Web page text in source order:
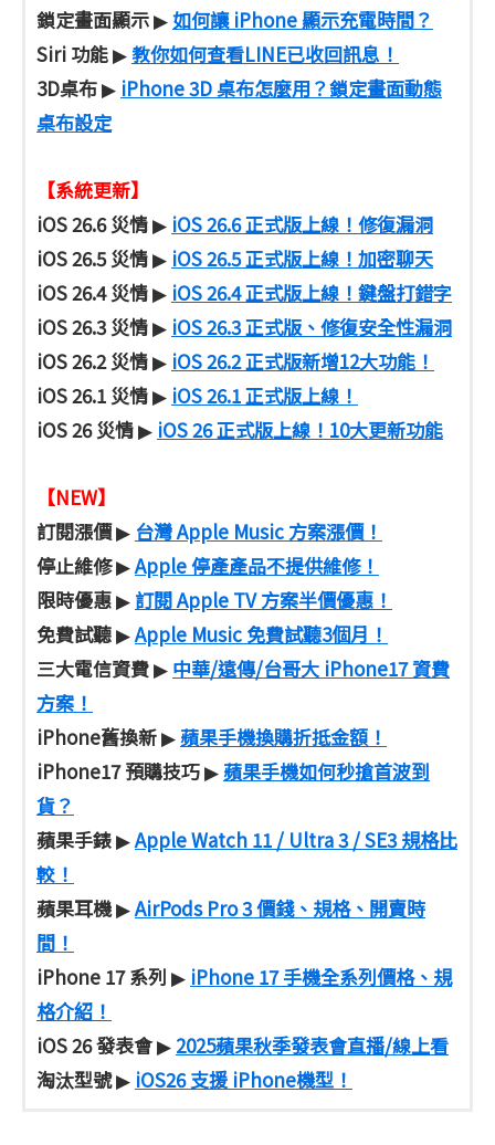
鎖定畫面顯示▶如何讓 iPhone 顯示充電時間？
Siri 功能▶教你如何查看LINE已收回訊息！
3D桌布▶ iPhone 3D 桌布怎麼用？鎖定畫面動態
桌布設定
【系統更新】
iOS 26.6 災情▶ iOS 26.6 正式版上線！修復漏洞
iOS 26.5 災情▶ iOS 26.5 正式版上線！加密聊天
iOS 26.4 災情▶ iOS 26.4 正式版上線！鍵盤打錯字
iOS 26.3 災情▶ iOS 26.3 正式版、修復安全性漏洞
iOS 26.2 災情▶ iOS 26.2 正式版新增12大功能！
iOS 26.1 災情▶ iOS 26.1 正式版上線！
iOS 26 災情▶ iOS 26 正式版上線！10大更新功能
【NEW】
訂閱漲價▶ 台灣 Apple Music 方案漲價！
停止維修▶Apple 停產產品不提供維修！
限時優惠▶ 訂閱 Apple TV 方案半價優惠！
免費試聽▶Apple Music 免費試聽3個月！
三大電信資費▶ 中華/遠傳/台哥大 iPhone17 資費
方案！
iPhone舊換新▶蘋果手機換購折抵金額！
iPhone17 預購技巧▶蘋果手機如何秒搶首波到
貨？
蘋果手錶▶Apple Watch 11 / Ultra 3 / SE3 規格比
較！
蘋果耳機▶AirPods Pro 3 價錢、規格、開賣時
間！
iPhone 17 系列 ▶ iPhone 17 手機全系列價格、規
格介紹！
iOS 26 發表會▶ 2025蘋果秋季發表會直播/線上看
淘汰型號▶ iOS26 支援 iPhone機型！